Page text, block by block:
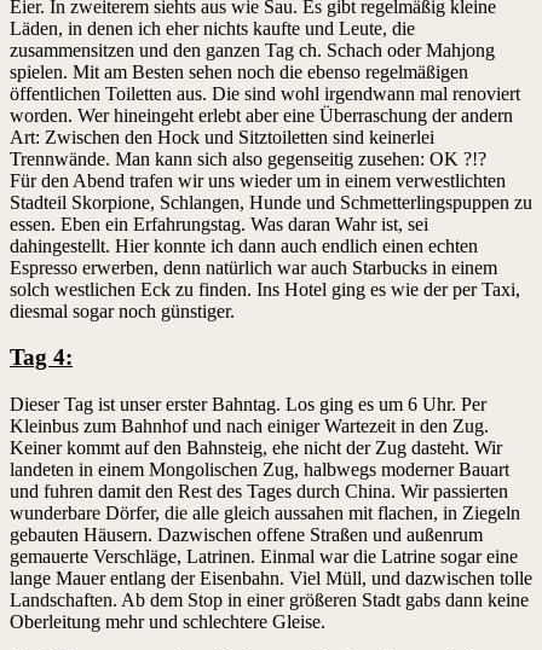
Eier. In zweiterem siehts aus wie Sau. Es gibt regelmäßig kleine
Läden, in denen ich eher nichts kaufte und Leute, die
zusammensitzen und den ganzen Tag ch. Schach oder Mahjong
spielen. Mit am Besten sehen noch die ebenso regelmäßigen
öffentlichen Toiletten aus. Die sind wohl irgendwann mal renoviert
worden. Wer hineingeht erlebt aber eine Überraschung der andern
Art: Zwischen den Hock und Sitztoiletten sind keinerlei
Trennwände. Man kann sich also gegenseitig zusehen: OK ?!?
Für den Abend trafen wir uns wieder um in einem verwestlichten
Stadteil Skorpione, Schlangen, Hunde und Schmetterlingspuppen zu
essen. Eben ein Erfahrungstag. Was daran Wahr ist, sei
dahingestellt. Hier konnte ich dann auch endlich einen echten
Espresso erwerben, denn natürlich war auch Starbucks in einem
solch westlichen Eck zu finden. Ins Hotel ging es wie der per Taxi,
diesmal sogar noch günstiger.
Tag 4:
Dieser Tag ist unser erster Bahntag. Los ging es um 6 Uhr. Per
Kleinbus zum Bahnhof und nach einiger Wartezeit in den Zug.
Keiner kommt auf den Bahnsteig, ehe nicht der Zug dasteht. Wir
landeten in einem Mongolischen Zug, halbwegs moderner Bauart
und fuhren damit den Rest des Tages durch China. Wir passierten
wunderbare Dörfer, die alle gleich aussahen mit flachen, in Ziegeln
gebauten Häusern. Dazwischen offene Straßen und außenrum
gemauerte Verschläge, Latrinen. Einmal war die Latrine sogar eine
lange Mauer entlang der Eisenbahn. Viel Müll, und dazwischen tolle
Landschaften. Ab dem Stop in einer größeren Stadt gabs dann keine
Oberleitung mehr und schlechtere Gleise.